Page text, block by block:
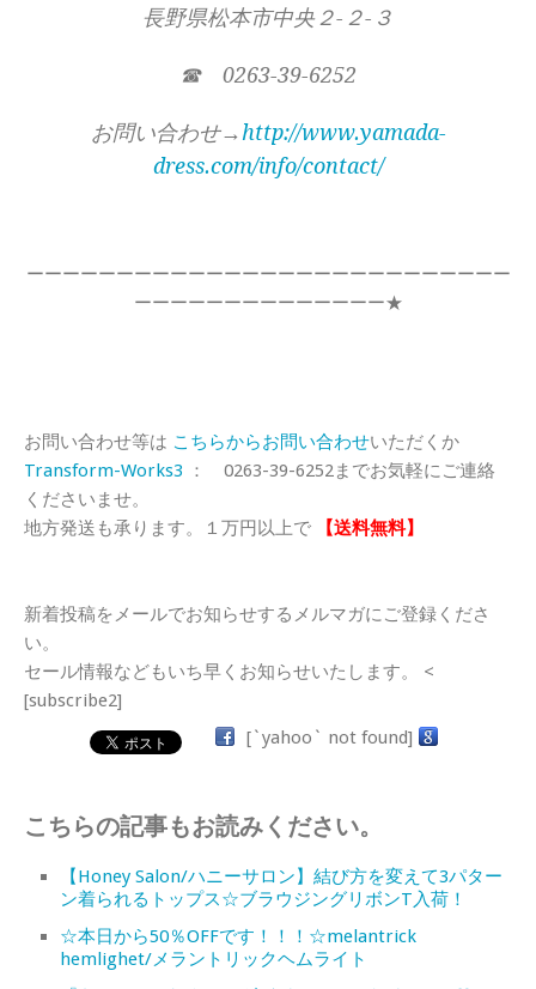
長野県松本市中央２-２-３
☎ 0263-39-6252
お問い合わせ→http://www.yamada-
dress.com/info/contact/
ーーーーーーーーーーーーーーーーーーーーーーーーーーー
ーーーーーーーーーーーーーー★
お問い合わせ等は こちらからお問い合わせいただくか
Transform-Works3 ： 0263-39-6252までお気軽にご連絡
くださいませ。
地方発送も承ります。１万円以上で
【送料無料】
新着投稿をメールでお知らせするメルマガにご登録くださ
い。
セール情報などもいち早くお知らせいたします。 <
[subscribe2]
[`yahoo` not found]
こちらの記事もお読みください。
【Honey Salon/ハニーサロン】結び方を変えて3パター
ン着られるトップス☆ブラウジングリボンT入荷！
☆本日から50％OFFです！！！☆melantrick
hemlighet/メラントリックヘムライト